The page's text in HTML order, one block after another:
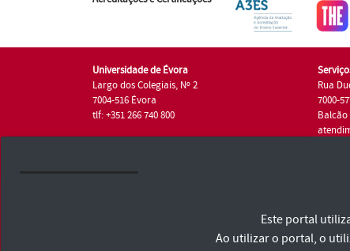
Universidade de Évora
Largo dos Colegiais, Nº 2
7004-516 Évora
tlf: +351 266 740 800
Rua
7000-
Consulte os Termos e Condições e Política de Privacidade
Este portal
Ao utilizar o portal, o